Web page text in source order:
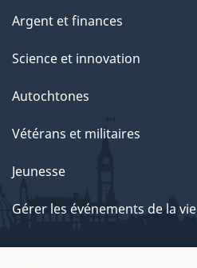
Argent et finances
Science et innovation
Autochtones
Vétérans et militaires
Jeunesse
Gérer les événements de la vie